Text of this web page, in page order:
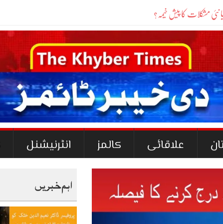
علاقائی کالمز انٹرنیشنل
اہم خبریں